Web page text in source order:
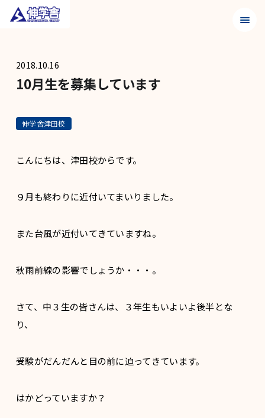
メニ
2018.10.16
10月生を募集しています
伸学舎津田校
こんにちは、津田校からです。
９月も終わりに近付いてまいりました。
また台風が近付いてきていますね。
秋雨前線の影響でしょうか・・・。
さて、中３生の皆さんは、３年生もいよいよ後半とな
り、
受験がだんだんと目の前に迫ってきています。
はかどっていますか？